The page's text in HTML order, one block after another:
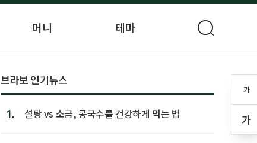
가
가
머니 테마
브라보 인기뉴스
1. 설탕 vs 소금, 콩국수를 건강하게 먹는 법